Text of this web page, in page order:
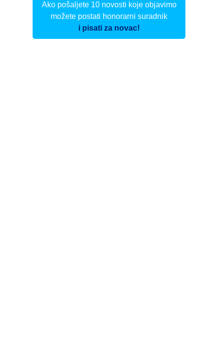
Ako pošaljete 10 novosti koje objavimo
možete postati honorarni suradnik
i pisati za novac!